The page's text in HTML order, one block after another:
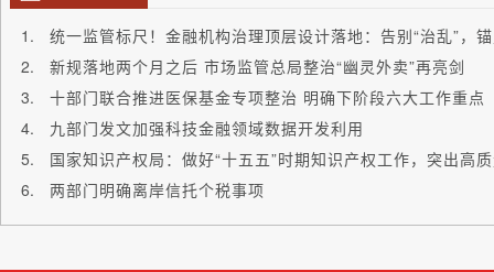
统一监管标尺！金融机构治理顶层设计落地：告别“治乱”，
新规落地两个月之后 市场监管总局整治“幽灵外卖”再亮剑
十部门联合推进医保基金专项整治 明确下阶段六大工作重点
九部门发文加强科技金融领域数据开发利用
国家知识产权局：做好“十五五”时期知识产权工作，突出高
两部门明确离岸信托个税事项